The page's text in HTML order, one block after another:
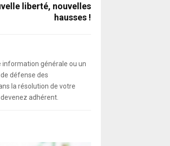
liberté, nouvelles
hausses !
information générale ou un
défense des
la résolution de votre
adhérent.